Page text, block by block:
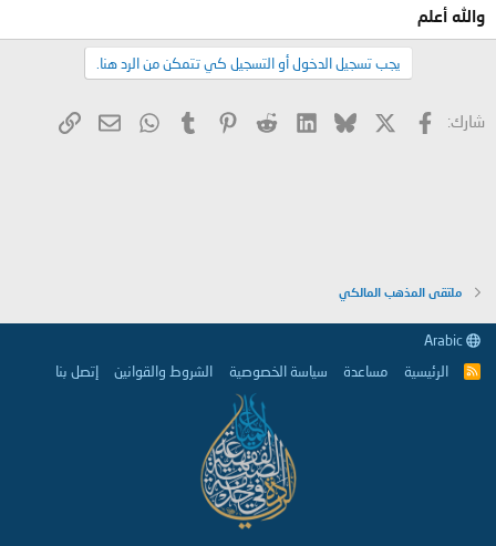
والله أعلم
يجب تسجيل الدخول أو التسجيل كي تتمكن من الرد هنا.
شارك: فيسبوك Bluesky
LinkedIn
Reddit
Pinterest
Tumblr
WhatsApp
البريد
ملتقى المذهب المالكي
R
الرئيسية مساعدة سياسة الخصوصية الشروط والقوانين إتصل بنا